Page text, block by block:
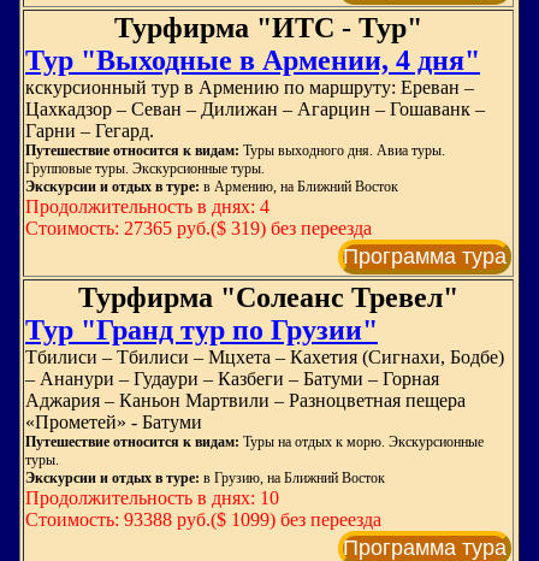
Турфирма "ИТС - Тур"
Тур "Выходные в Армении, 4 дня"
кскурсионный тур в Армению по маршруту: Ереван –
Цахкадзор – Севан – Дилижан – Агарцин – Гошаванк –
Гарни – Гегард.
Путешествие относится к видам: Туры выходного дня. Авиа туры.
Групповые туры. Экскурсионные туры.
Экскурсии и отдых в туре: в Армению, на Ближний Восток
Продолжительность в днях: 4
Стоимость: 27365 руб.($ 319) без переезда
Программа тура
Турфирма "Солеанс Тревел"
Тур "Гранд тур по Грузии"
Тбилиси – Тбилиси – Мцхета – Кахетия (Сигнахи, Бодбе)
– Ананури – Гудаури – Казбеги – Батуми – Горная
Аджария – Каньон Мартвили – Разноцветная пещера
«Прометей» - Батуми
Путешествие относится к видам: Туры на отдых к морю. Экскурсионные
туры.
Экскурсии и отдых в туре: в Грузию, на Ближний Восток
Продолжительность в днях: 10
Стоимость: 93388 руб.($ 1099) без переезда
Программа тура